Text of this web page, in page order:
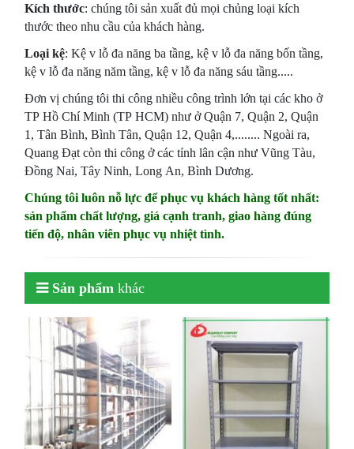
Kích thước: chúng tôi sản xuất đủ mọi chủng loại kích
thước theo nhu cầu của khách hàng.
Loại kệ: Kệ v lỗ đa năng ba tầng, kệ v lỗ đa năng bốn tầng,
kệ v lỗ đa năng năm tầng, kệ v lỗ đa năng sáu tầng.....
Đơn vị chúng tôi thi công nhiều công trình lớn tại các kho ở
TP Hồ Chí Minh (TP HCM) như ở Quận 7, Quận 2, Quận
1, Tân Bình, Bình Tân, Quận 12, Quận 4,........ Ngoài ra,
Quang Đạt còn thi công ở các tỉnh lân cận như Vũng Tàu,
Đồng Nai, Tây Ninh, Long An, Bình Dương.
Chúng tôi luôn nỗ lực để phục vụ khách hàng tốt nhất:
sản phẩm chất lượng, giá cạnh tranh, giao hàng đúng
tiến độ, nhân viên phục vụ nhiệt tình.
Sản phẩm khác